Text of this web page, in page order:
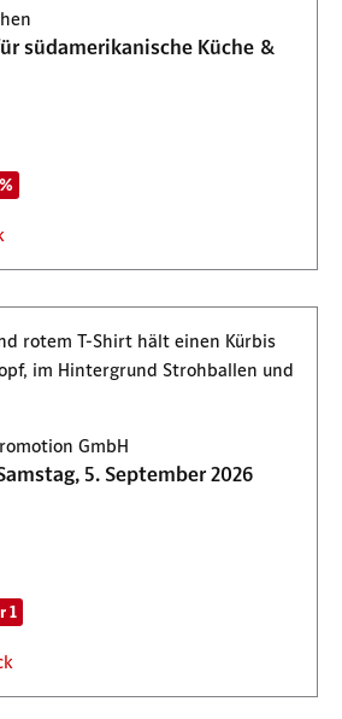
südamerikanische Küche &
GmbH
5. September 2026
1